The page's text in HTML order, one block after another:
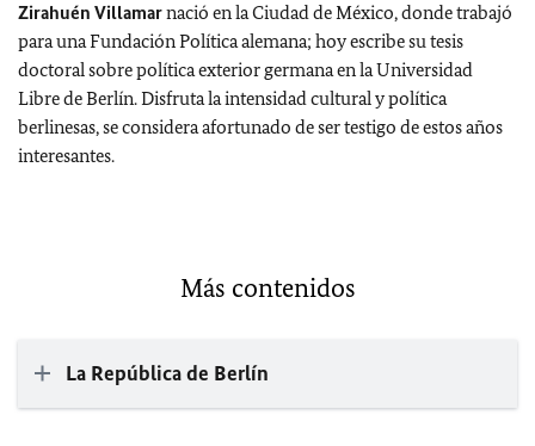
Zirahuén Villamarnació en la Ciudad de México, donde trabajó
para una Fundación Política alemana; hoy escribe su tesis
doctoral sobre política exterior germana en la Universidad
Libre de Berlín. Disfruta la intensidad cultural y política
berlinesas, se considera afortunado de ser testigo de estos años
interesantes.
Más contenidos
La República de Berlín